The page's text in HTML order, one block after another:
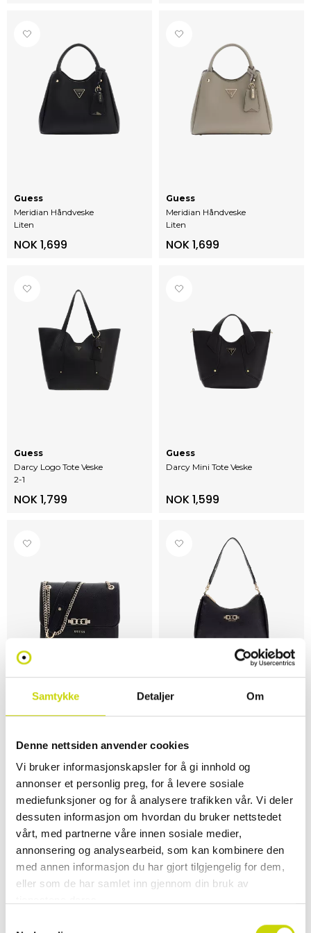
Samtykke Detaljer Om
Denne nettsiden anvender cookies
Vi bruker informasjonskapsler for å gi innhold og
annonser et personlig preg, for å levere sosiale
mediefunksjoner og for å analysere trafikken vår. Vi deler
dessuten informasjon om hvordan du bruker nettstedet
vårt, med partnerne våre innen sosiale medier,
annonsering og analysearbeid, som kan kombinere den
med annen informasjon du har gjort tilgjengelig for dem,
eller som de har samlet inn gjennom din bruk av
Meridian Håndveske
Liten
Guess
NOK 1,699
Meridian Håndveske
Liten
Guess
NOK 1,699
Darcy Logo Tote Veske
2-1
Guess
NOK 1,799
Darcy Mini Tote Veske
Guess
NOK 1,599
NOK 1,599 NOK 1,599